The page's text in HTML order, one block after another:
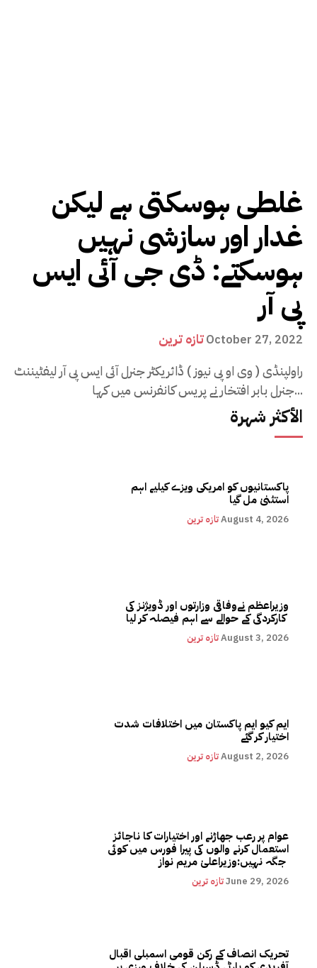
غلطی ہوسکتی ہے لیکن
غدار اور سازشی نہیں
ہوسکتے: ڈی جی آئی ایس
پی آر
تازہ ترینOctober 27, 2022
راولپنڈی ( وی او پی نیوز ) ڈائریکٹر جنرل آئی ایس پی آر لیفٹیننٹ
جنرل بابر افتخار نے پریس کانفرنس میں کہا...
الأكثر شهرة
پاکستانیوں کو امریکی ویزے کیلیے اہم
استثنیٰ مل گیا
تازہ ترینAugust 4, 2026
وزیراعظم نےوفاقی وزارتوں اور ڈویژنز کی
کارکردگی کے حوالے سے اہم فیصلہ کر لیا
تازہ ترینAugust 3, 2026
ایم کیو ایم پاکستان میں اختلافات شدت
اختیار کر گئے
تازہ ترینAugust 2, 2026
عوام پر رعب جھاڑنے اور اختیارات کا ناجائز
استعمال کرنے والوں کی پیرا فورس میں کوئی
تازہ ترینJune 29, 2026
تحریک انصاف کے رکن قومی اسمبلی اقبال